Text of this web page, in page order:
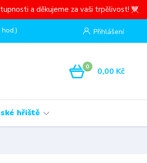
a děkujeme za vaši trpělivost! 💙
Přihlášení
0 0,00 Kč
hřiště